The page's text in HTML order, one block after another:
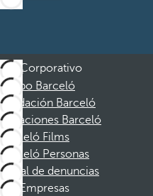
Corporativo
Grupo Barceló
Fundación Barceló
Vacaciones Barceló
Barceló Films
Barceló Personas
Canal de denuncias
Empresas